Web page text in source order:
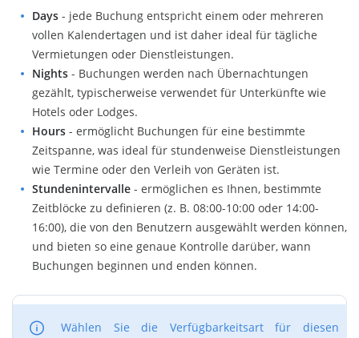
Days - jede Buchung entspricht einem oder mehreren
vollen Kalendertagen und ist daher ideal für tägliche
Vermietungen oder Dienstleistungen.
Nights - Buchungen werden nach Übernachtungen
gezählt, typischerweise verwendet für Unterkünfte wie
Hotels oder Lodges.
Hours - ermöglicht Buchungen für eine bestimmte
Zeitspanne, was ideal für stundenweise Dienstleistungen
wie Termine oder den Verleih von Geräten ist.
Stundenintervalle - ermöglichen es Ihnen, bestimmte
Zeitblöcke zu definieren (z. B. 08:00-10:00 oder 14:00-
16:00), die von den Benutzern ausgewählt werden können,
und bieten so eine genaue Kontrolle darüber, wann
Buchungen beginnen und enden können.
Wählen Sie die Verfügbarkeitsart für diesen